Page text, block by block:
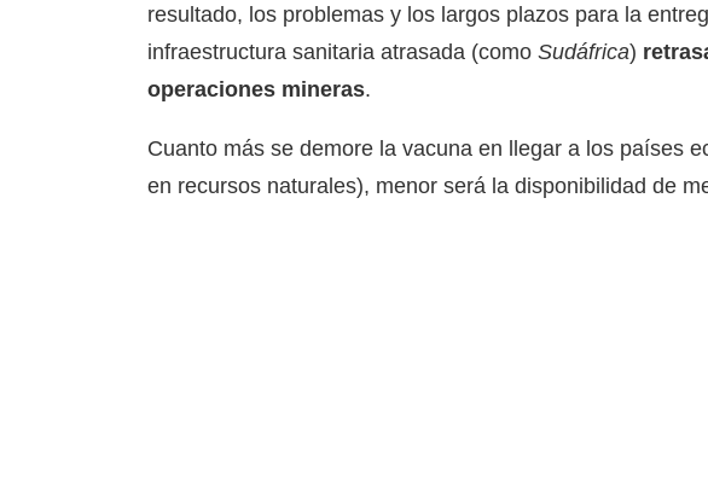
resultado, los problemas y los largos plazos para la
infraestructura sanitaria atrasada (como Sudáfrica)
operaciones mineras.
Cuanto más se demore la vacuna en llegar a los países
en recursos naturales), menor será la disponibilidad de